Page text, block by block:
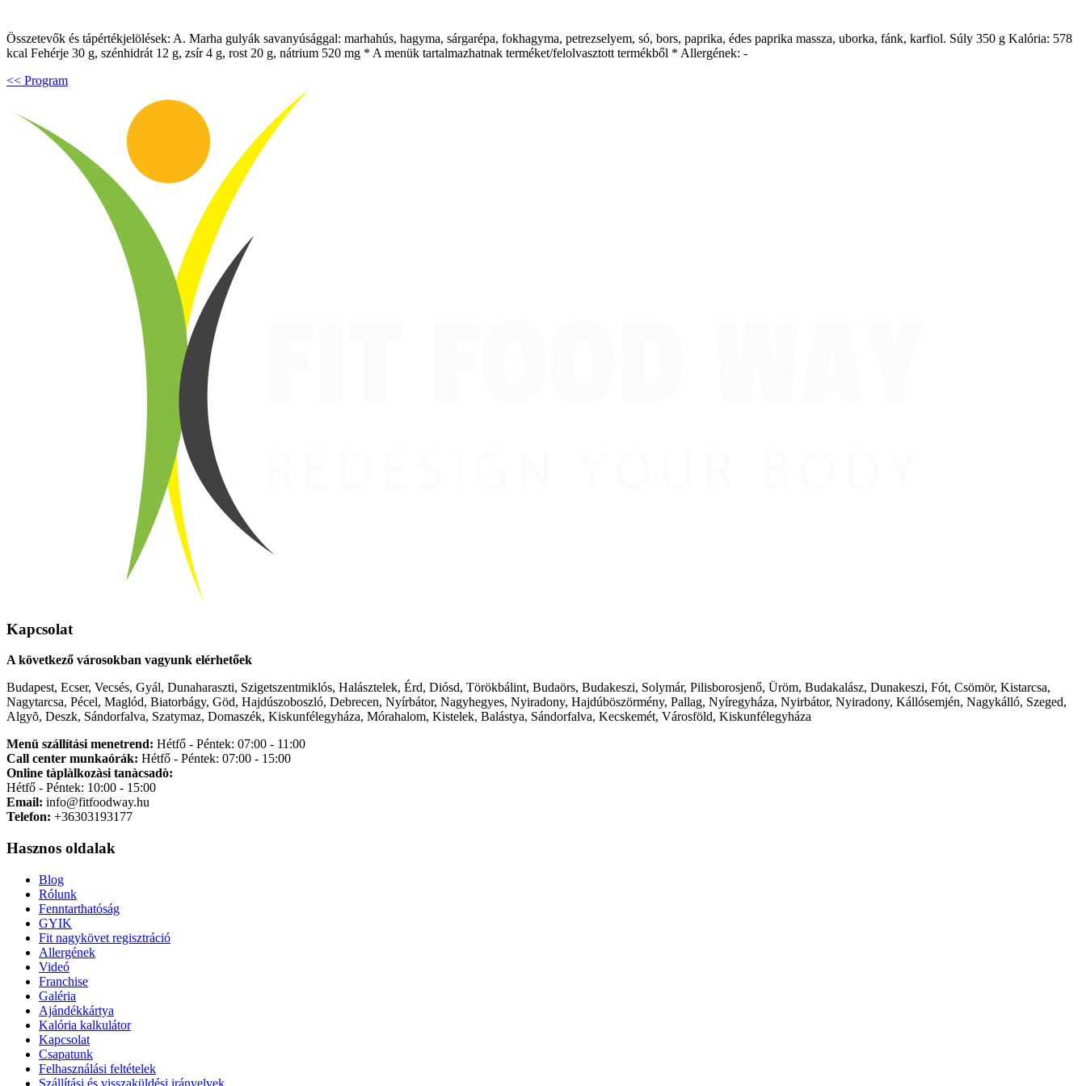
Összetevők és tápértékjelölések: A. Marha gulyák savanyúsággal: marhahús, hagyma, sárgarépa, fokhagyma, petrezselyem, só, bors, paprika, édes paprika massza, uborka, fánk, karfiol. Súly 350 g Kalória: 578
kcal Fehérje 30 g, szénhidrát 12 g, zsír 4 g, rost 20 g, nátrium 520 mg * A menük tartalmazhatnak terméket/felolvasztott termékből * Allergének: -
<< Program
Kapcsolat
A következő városokban vagyunk elérhetőek
Budapest, Ecser, Vecsés, Gyál, Dunaharaszti, Szigetszentmiklós, Halásztelek, Érd, Diósd, Törökbálint, Budaörs, Budakeszi, Solymár, Pilisborosjenő, Üröm, Budakalász, Dunakeszi, Fót, Csömör, Kistarcsa,
Nagytarcsa, Pécel, Maglód, Biatorbágy, Göd, Hajdúszoboszló, Debrecen, Nyírbátor, Nagyhegyes, Nyiradony, Hajdúböszörmény, Pallag, Nyíregyháza, Nyirbátor, Nyiradony, Kállósemjén, Nagykálló, Szeged,
Algyõ, Deszk, Sándorfalva, Szatymaz, Domaszék, Kiskunfélegyháza, Mórahalom, Kistelek, Balástya, Sándorfalva, Kecskemét, Városföld, Kiskunfélegyháza
Menü szállítási menetrend: Hétfő - Péntek: 07:00 - 11:00
Call center munkaórák: Hétfő - Péntek: 07:00 - 15:00
Online tàplàlkozàsi tanàcsadò:
Hétfő - Péntek: 10:00 - 15:00
Email: info@fitfoodway.hu
Telefon: +36303193177
Hasznos oldalak
Blog
Rólunk
Fenntarthatóság
GYIK
Fit nagykövet regisztráció
Allergének
Videó
Franchise
Galéria
Ajándékkártya
Kalória kalkulátor
Kapcsolat
Csapatunk
Felhasználási feltételek
Szállítási és visszaküldési irányelvek